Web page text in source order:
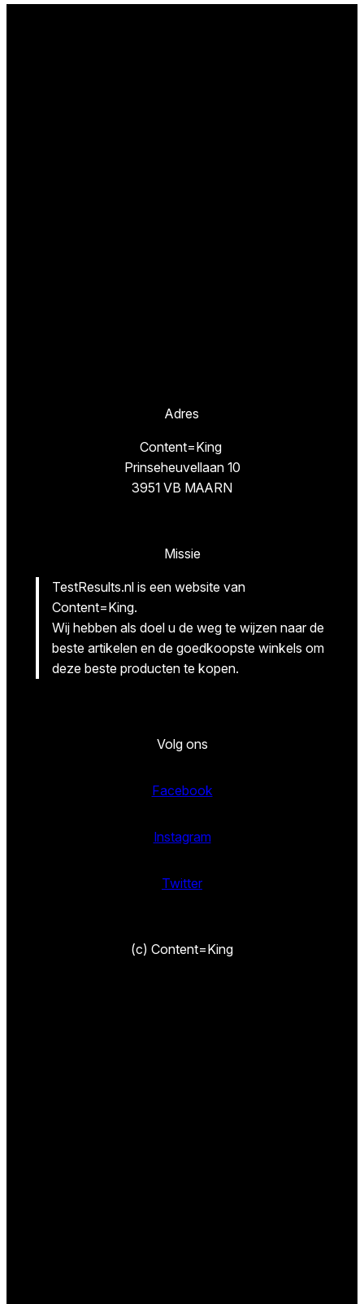
Adres
Content=King
Prinseheuvellaan 10
3951 VB MAARN
Missie
TestResults.nl is een website van
Content=King.
Wij hebben als doel u de weg te wijzen naar de
beste artikelen en de goedkoopste winkels om
deze beste producten te kopen.
Volg ons
Facebook
Instagram
Twitter
(c) Content=King